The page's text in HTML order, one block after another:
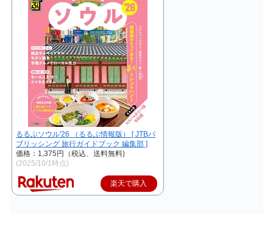
るるぶソウル'26 （るるぶ情報版） [ JTBパ
ブリッシング 旅行ガイドブック 編集部 ]
価格：1,375円（税込、送料無料)
(2025/10/1時点)
楽天で購入